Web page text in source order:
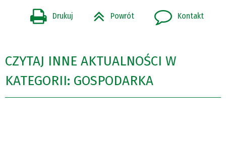
Drukuj Powrót Kontakt
CZYTAJ INNE AKTUALNOŚCI W
KATEGORII: GOSPODARKA